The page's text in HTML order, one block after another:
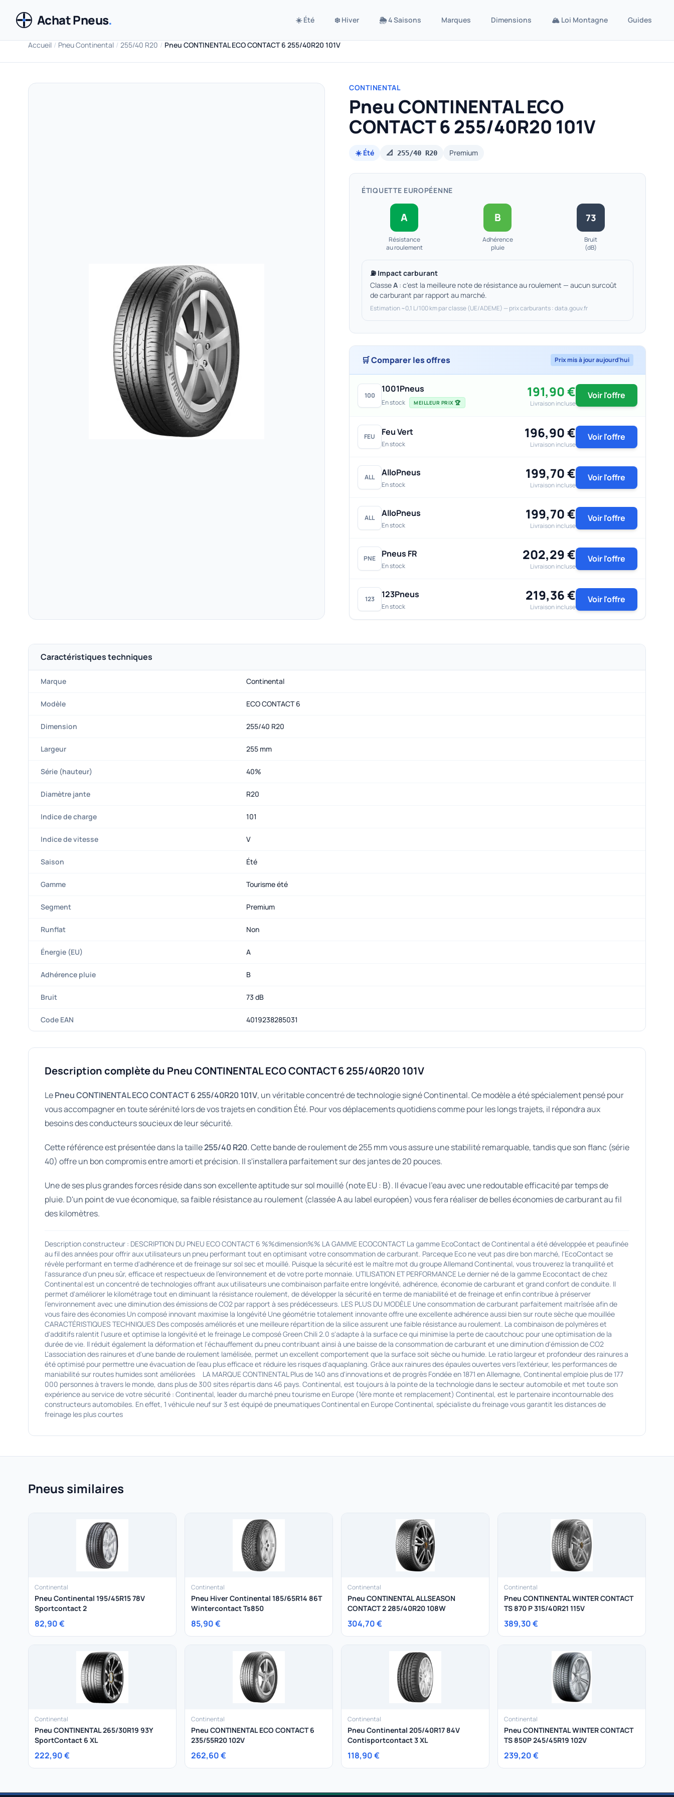
Achat Pneus. ☀️ Été ❄️ Hiver 🌦️ 4 Saisons Marques Dimensions 🏔️ Loi Montagne Guides
Accueil / Pneu Continental / 255/40 R20 / Pneu CONTINENTAL ECO CONTACT 6 255/40R20 101V
CONTINENTAL
Pneu CONTINENTAL ECO
CONTACT 6 255/40R20 101V
☀️ Été 📐 255/40 R20 Premium
ÉTIQUETTE EUROPÉENNE
A
Résistance
au roulement
B
Adhérence
pluie
73
Bruit
(dB)
⛽ Impact carburant
ClasseA : c'est la meilleure note de résistance au roulement — aucun surcoût
de carburant par rapport au marché.
Estimation ~0,1 L/100 km par classe (UE/ADEME) — prix carburants : data.gouv.fr
🛒 Comparer les offres Prix mis à jour aujourd'hui
100
1001Pneus
En stock MEILLEUR PRIX 🏆
191,90 €
Livraison incluse
Voir l'offre
FEU Feu Vert
En stock
196,90 €
Livraison incluse
Voir l'offre
ALL AlloPneus
En stock
199,70 €
Livraison incluse
Voir l'offre
ALL AlloPneus
En stock
199,70 €
Livraison incluse
Voir l'offre
PNE Pneus FR
En stock
202,29 €
Livraison incluse
Voir l'offre
123 123Pneus
En stock
219,36 €
Livraison incluse
Voir l'offre
Caractéristiques techniques
Marque Continental
Modèle ECO CONTACT 6
Dimension 255/40 R20
Largeur 255 mm
Série (hauteur) 40%
Diamètre jante R20
Indice de charge 101
Indice de vitesse V
Saison Été
Gamme Tourisme été
Segment Premium
Runflat Non
Énergie (EU) A
Adhérence pluie B
Bruit 73 dB
Code EAN 4019238285031
Description complète du Pneu CONTINENTAL ECO CONTACT 6 255/40R20 101V
LePneu CONTINENTAL ECO CONTACT 6 255/40R20 101V, un véritable concentré de technologie signé Continental. Ce modèle a été spécialement pensé pour
vous accompagner en toute sérénité lors de vos trajets en condition Été. Pour vos déplacements quotidiens comme pour les longs trajets, il répondra aux
besoins des conducteurs soucieux de leur sécurité.
Cette référence est présentée dans la taille255/40 R20. Cette bande de roulement de 255 mm vous assure une stabilité remarquable, tandis que son flanc (série
40) offre un bon compromis entre amorti et précision. Il s'installera parfaitement sur des jantes de 20 pouces.
Une de ses plus grandes forces réside dans son excellente aptitude sur sol mouillé (note EU : B). Il évacue l'eau avec une redoutable efficacité par temps de
pluie. D'un point de vue économique, sa faible résistance au roulement (classée A au label européen) vous fera réaliser de belles économies de carburant au fil
des kilomètres.
Description constructeur : DESCRIPTION DU PNEU ECO CONTACT 6 %%dimension%% LA GAMME ECOCONTACT La gamme EcoContact de Continental a été développée et peaufinée
au fil des années pour offrir aux utilisateurs un pneu performant tout en optimisant votre consommation de carburant. Parceque Eco ne veut pas dire bon marché, l'EcoContact se
révèle performant en terme d'adhérence et de freinage sur sol sec et mouillé. Puisque la sécurité est le maître mot du groupe Allemand Continental, vous trouverez la tranquilité et
l'assurance d'un pneu sûr, efficace et respectueux de l'environnement et de votre porte monnaie. UTILISATION ET PERFORMANCE Le dernier né de la gamme Ecocontact de chez
Continental est un concentré de technologies offrant aux utilisateurs une combinaison parfaite entre longévité, adhérence, économie de carburant et grand confort de conduite. Il
permet d'améliorer le kilométrage tout en diminuant la résistance roulement, de développer la sécurité en terme de maniabilité et de freinage et enfin contribue à préserver
l'environnement avec une diminution des émissions de CO2 par rapport à ses prédécesseurs. LES PLUS DU MODÈLE Une consommation de carburant parfaitement maitrîsée afin de
vous faire des économies Un composé innovant maximise la longévité Une géométrie totalement innovante offre une excellente adhérence aussi bien sur route sèche que mouillée
CARACTÉRISTIQUES TECHNIQUES Des composés améliorés et une meilleure répartition de la silice assurent une faible résistance au roulement. La combinaison de polymères et
d'additifs ralentit l'usure et optimise la longévité et le freinage Le composé Green Chili 2.0 s'adapte à la surface ce qui minimise la perte de caoutchouc pour une optimisation de la
durée de vie. Il réduit également la déformation et l'échauffement du pneu contribuant ainsi à une baisse de la consommation de carburant et une diminution d'émission de CO2
L'association des rainures et d'une bande de roulement lamélisée, permet un excellent comportement que la surface soit sèche ou humide. Le ratio largeur et profondeur des rainures a
été optimisé pour permettre une évacuation de l'eau plus efficace et réduire les risques d'aquaplaning. Grâce aux rainures des épaules ouvertes vers l'extérieur, les performances de
maniabilité sur routes humides sont améliorées LA MARQUE CONTINENTAL Plus de 140 ans d'innovations et de progrès Fondée en 1871 en Allemagne, Continental emploie plus de 177
000 personnes à travers le monde, dans plus de 300 sites répartis dans 46 pays. Continental, est toujours à la pointe de la technologie dans le secteur automobile et met toute son
expérience au service de votre sécurité : Continental, leader du marché pneu tourisme en Europe (1ère monte et remplacement) Continental, est le partenaire incontournable des
constructeurs automobiles. En effet, 1 véhicule neuf sur 3 est équipé de pneumatiques Continental en Europe Continental, spécialiste du freinage vous garantit les distances de
freinage les plus courtes
Pneus similaires
Continental
Pneu Continental 195/45R15 78V
Sportcontact 2
82,90 €
Continental
Pneu Hiver Continental 185/65R14 86T
Wintercontact Ts850
85,90 €
Continental
Pneu CONTINENTAL ALLSEASON
CONTACT 2 285/40R20 108W
304,70 €
Continental
Pneu CONTINENTAL WINTER CONTACT
TS 870 P 315/40R21 115V
389,30 €
Continental
Pneu CONTINENTAL 265/30R19 93Y
SportContact 6 XL
222,90 €
Continental
Pneu CONTINENTAL ECO CONTACT 6
235/55R20 102V
262,60 €
Continental
Pneu Continental 205/40R17 84V
Contisportcontact 3 XL
118,90 €
Continental
Pneu CONTINENTAL WINTER CONTACT
TS 850P 245/45R19 102V
239,20 €